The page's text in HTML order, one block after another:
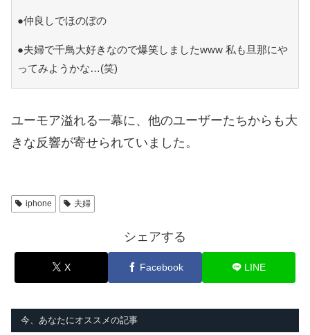
●仲良しでほのぼの
●夫婦で千鳥大好きなので爆笑しましたwww 私も旦那にや
ってみようかな…(笑)
ユーモア溢れる一幕に、他のユーザーたちからも大
きな反響が寄せられていました。
iphone 夫婦
シェアする
X Facebook LINE
今、あなたにオススメの記事